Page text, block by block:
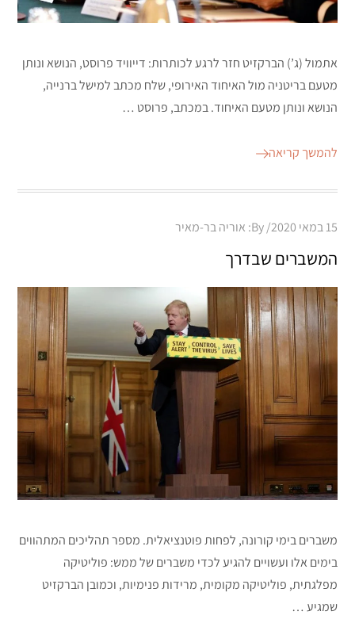
אתמול (ג’) הברקזיט חזר לרגע לכותרות: דייוויד פרוסט, הנושא ונותן
מטעם בריטניה מול האיחוד האירופי, שלח מכתב למישל ברנייה,
הנושא ונותן מטעם האיחוד. במכתב, פרוסט …
להמשך קריאה
Posted
15 במאי 2020 By: אוריה בר-מאיר
המשברים שבדרך
משברים בימי קורונה, לפחות פוטנציאלית. מספר תהליכים המתהווים
בימים אלו ועשויים להגיע לכדי משברים של ממש: פוליטיקה
מפלגתית, פוליטיקה מקומית, מרידות פנימיות, וכמובן הברקזיט
שמגיע …